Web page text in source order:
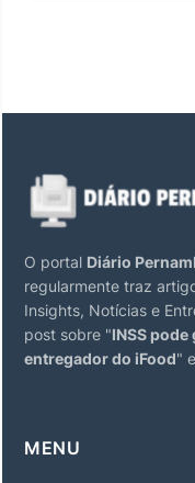
O portal Diário
regularmente traz
Insights, Notícias e
post sobre "INSS
entregador do iFood"
MENU